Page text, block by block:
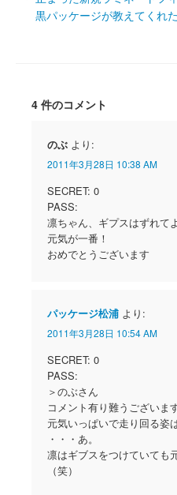
黒パッケージが教えてくれ
4 件のコメント
のぶ より:
2011年3月28日 10:38 AM
SECRET: 0
PASS:
凛ちゃん、ギプスはずれて
元気が一番！
おめでとうございます
パッケージ松浦 より:
2011年3月28日 10:54 AM
SECRET: 0
PASS:
＞のぶさん
コメント有り難うございます
元気いっぱいで走り回る姿
・・・あ。
凛はギブスをつけていても
（笑）